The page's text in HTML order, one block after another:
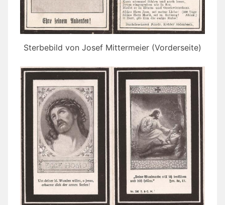
Sterbebild von Josef Mittermeier (Vorderseite)